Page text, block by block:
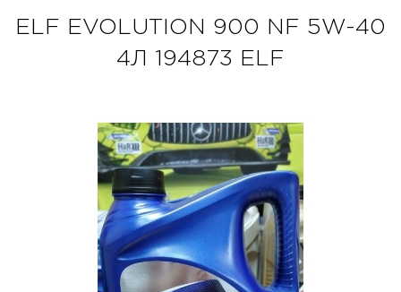
ELF EVOLUTION 900 NF 5W-40
4Л 194873 ELF